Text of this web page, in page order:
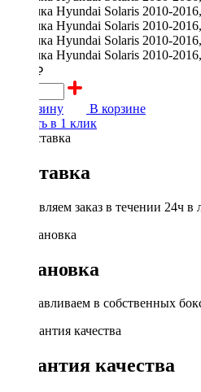
2200 ₽
В корзину
В корзине
Купить в 1 клик
Доставка
Доставляем заказ в течении 24ч
Установка
Устанавливаем в собственных
Гарантия качества